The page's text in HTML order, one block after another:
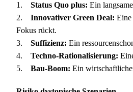
1. Status Quo plus: Ein
2. Innovativer Green Deal: Eine
Fokus rückt.
3.
Suffizienz: Ein
4. Techno-Rationalisierung:
5. Bau-Boom: Ein